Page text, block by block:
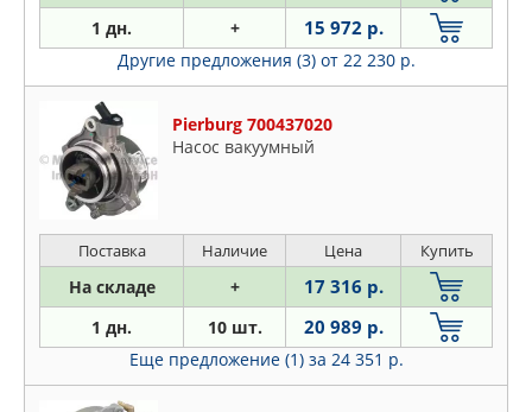
1 дн. + 15 972 р.
Другие предложения (3) от 22 230 р.
Pierburg 700437020
Насос вакуумный
Поставка Наличие Цена Купить
На складе + 17 316 р.
1 дн. 10 шт. 20 989 р.
Еще предложение (1) за 24 351 р.